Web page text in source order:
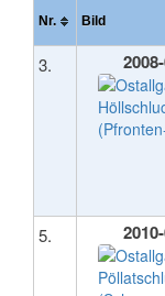
Nr. Bild
3.
5.